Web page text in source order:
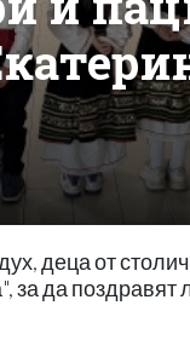
деца от
да поздравят